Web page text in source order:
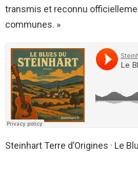
transmis et reconnu
communes. »
Steinhart Terre d’Origines · Le